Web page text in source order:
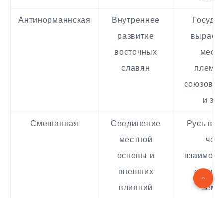
Антинорманнская
Внутреннее
развитие
восточных
славян
союзов,
и
Смешанная
Соединение
местной
основы и
внешних
влияний
Русь